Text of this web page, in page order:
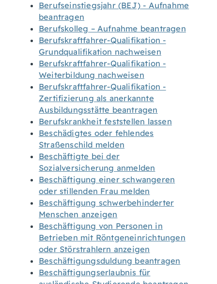
Berufseinstiegsjahr (BEJ) - Aufnahme
beantragen
Berufskolleg – Aufnahme beantragen
Berufskraftfahrer-Qualifikation -
Grundqualifikation nachweisen
Berufskraftfahrer-Qualifikation -
Weiterbildung nachweisen
Berufskraftfahrer-Qualifikation -
Zertifizierung als anerkannte
Ausbildungsstätte beantragen
Berufskrankheit feststellen lassen
Beschädigtes oder fehlendes
Straßenschild melden
Beschäftigte bei der
Sozialversicherung anmelden
Beschäftigung einer schwangeren
oder stillenden Frau melden
Beschäftigung schwerbehinderter
Menschen anzeigen
Beschäftigung von Personen in
Betrieben mit Röntgeneinrichtungen
oder Störstrahlern anzeigen
Beschäftigungsduldung beantragen
Beschäftigungserlaubnis für